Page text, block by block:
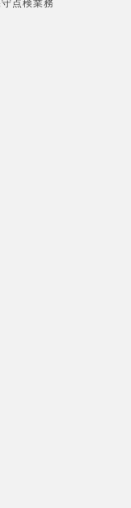
点検業務